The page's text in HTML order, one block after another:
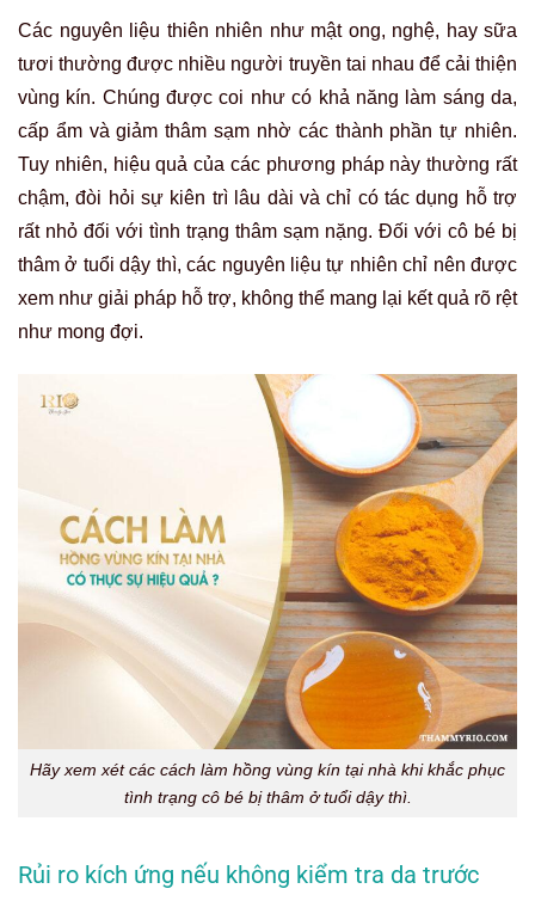
Các nguyên liệu thiên nhiên như mật ong, nghệ, hay sữa
tươi thường được nhiều người truyền tai nhau để cải thiện
vùng kín. Chúng được coi như có khả năng làm sáng da,
cấp ẩm và giảm thâm sạm nhờ các thành phần tự nhiên.
Tuy nhiên, hiệu quả của các phương pháp này thường rất
chậm, đòi hỏi sự kiên trì lâu dài và chỉ có tác dụng hỗ trợ
rất nhỏ đối với tình trạng thâm sạm nặng. Đối với cô bé bị
thâm ở tuổi dậy thì, các nguyên liệu tự nhiên chỉ nên được
xem như giải pháp hỗ trợ, không thể mang lại kết quả rõ rệt
như mong đợi.
Hãy xem xét các cách làm hồng vùng kín tại nhà khi khắc phục
tình trạng cô bé bị thâm ở tuổi dậy thì.
Rủi ro kích ứng nếu không kiểm tra da trước